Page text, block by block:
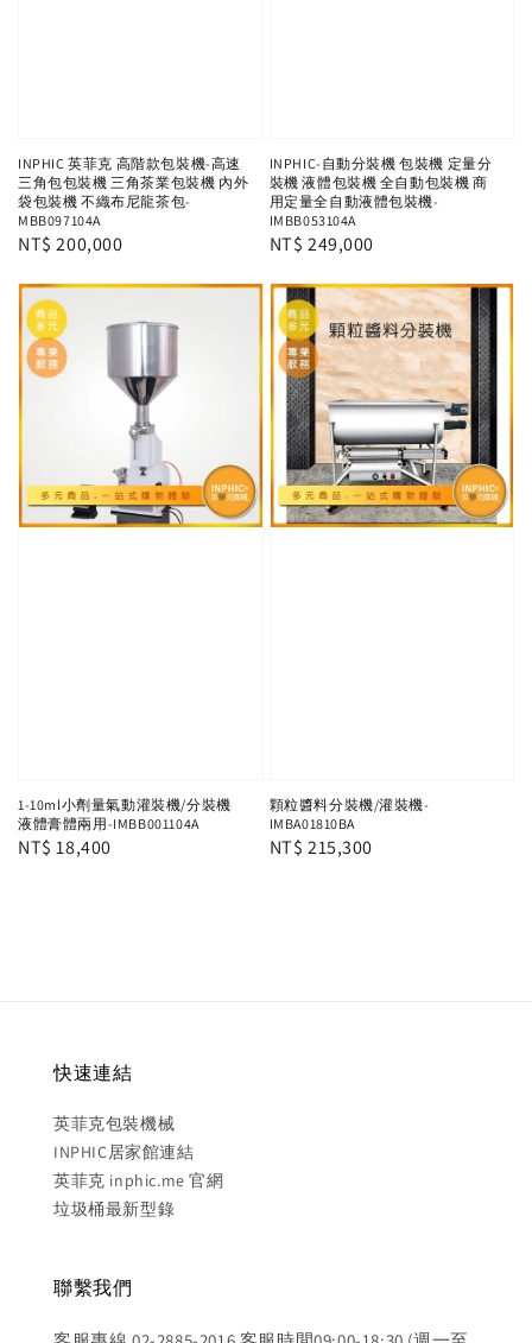
INPHIC 英菲克 高階款包裝機-高速
三角包包裝機 三角茶業包裝機 內外
袋包裝機 不織布尼龍茶包-
MBB097104A
Regular
NT$ 200,000
INPHIC-自動分裝機 包裝機 定量分
裝機 液體包裝機 全自動包裝機 商
用定量全自動液體包裝機-
IMBB053104A
Regular
NT$ 249,000
1-10ml小劑量氣動灌裝機/分裝機
液體膏體兩用-IMBB001104A
Regular
NT$ 18,400
顆粒醬料分裝機/灌裝機-
IMBA01810BA
Regular
NT$ 215,300
快速連結
英菲克包裝機械
INPHIC居家館連結
英菲克 inphic.me 官網
垃圾桶最新型錄
聯繫我們